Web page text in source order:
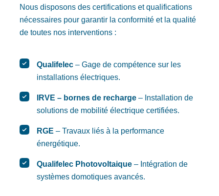
Nous disposons des certifications et qualifications
nécessaires pour garantir la conformité et la qualité
de toutes nos interventions :
Qualifelec – Gage de compétence sur les
installations électriques.
IRVE – bornes de recharge – Installation de
solutions de mobilité électrique certifiées.
RGE – Travaux liés à la performance
énergétique.
Qualifelec Photovoltaique – Intégration de
systèmes domotiques avancés.